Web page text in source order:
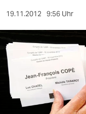
sport
berlin
nord
wahrheit
verlag
19.11.2012 9:56 Uhr